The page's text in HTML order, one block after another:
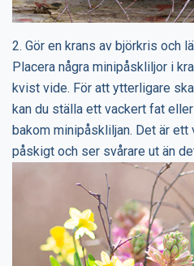
2. Gör en krans av björkris och
Placera några minipåskliljor i
kvist vide. För att ytterligare
kan du ställa ett vackert fat
bakom minipåskliljan. Det är
påskigt och ser svårare ut än